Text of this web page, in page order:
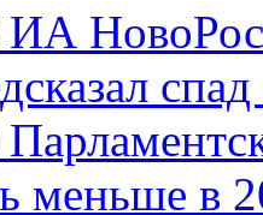
спад
меньше в